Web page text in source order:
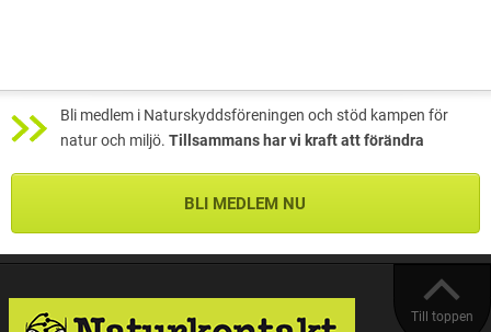
Bli medlem i Naturskyddsföreningen och stöd kampen för
natur och miljö. Tillsammans har vi kraft att förändra
BLI MEDLEM NU
Till toppen